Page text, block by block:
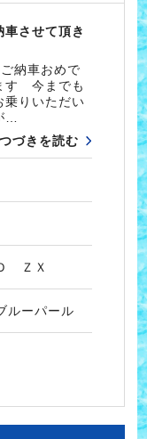
車させて頂き
納車おめで
す 今までも
乗りいただい
…
つづきを読む
ＺＸ
ルーパール